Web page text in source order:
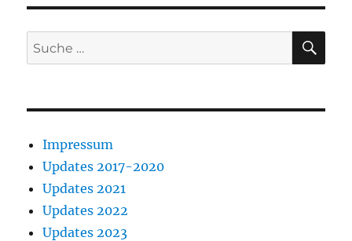
Suche
nach:
Impressum
Updates 2017-2020
Updates 2021
Updates 2022
Updates 2023